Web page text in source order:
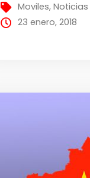
Moviles,Noticias
23 enero, 2018